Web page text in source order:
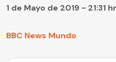
BBC News Mundo
1 de Mayo de 2019 - 21:31